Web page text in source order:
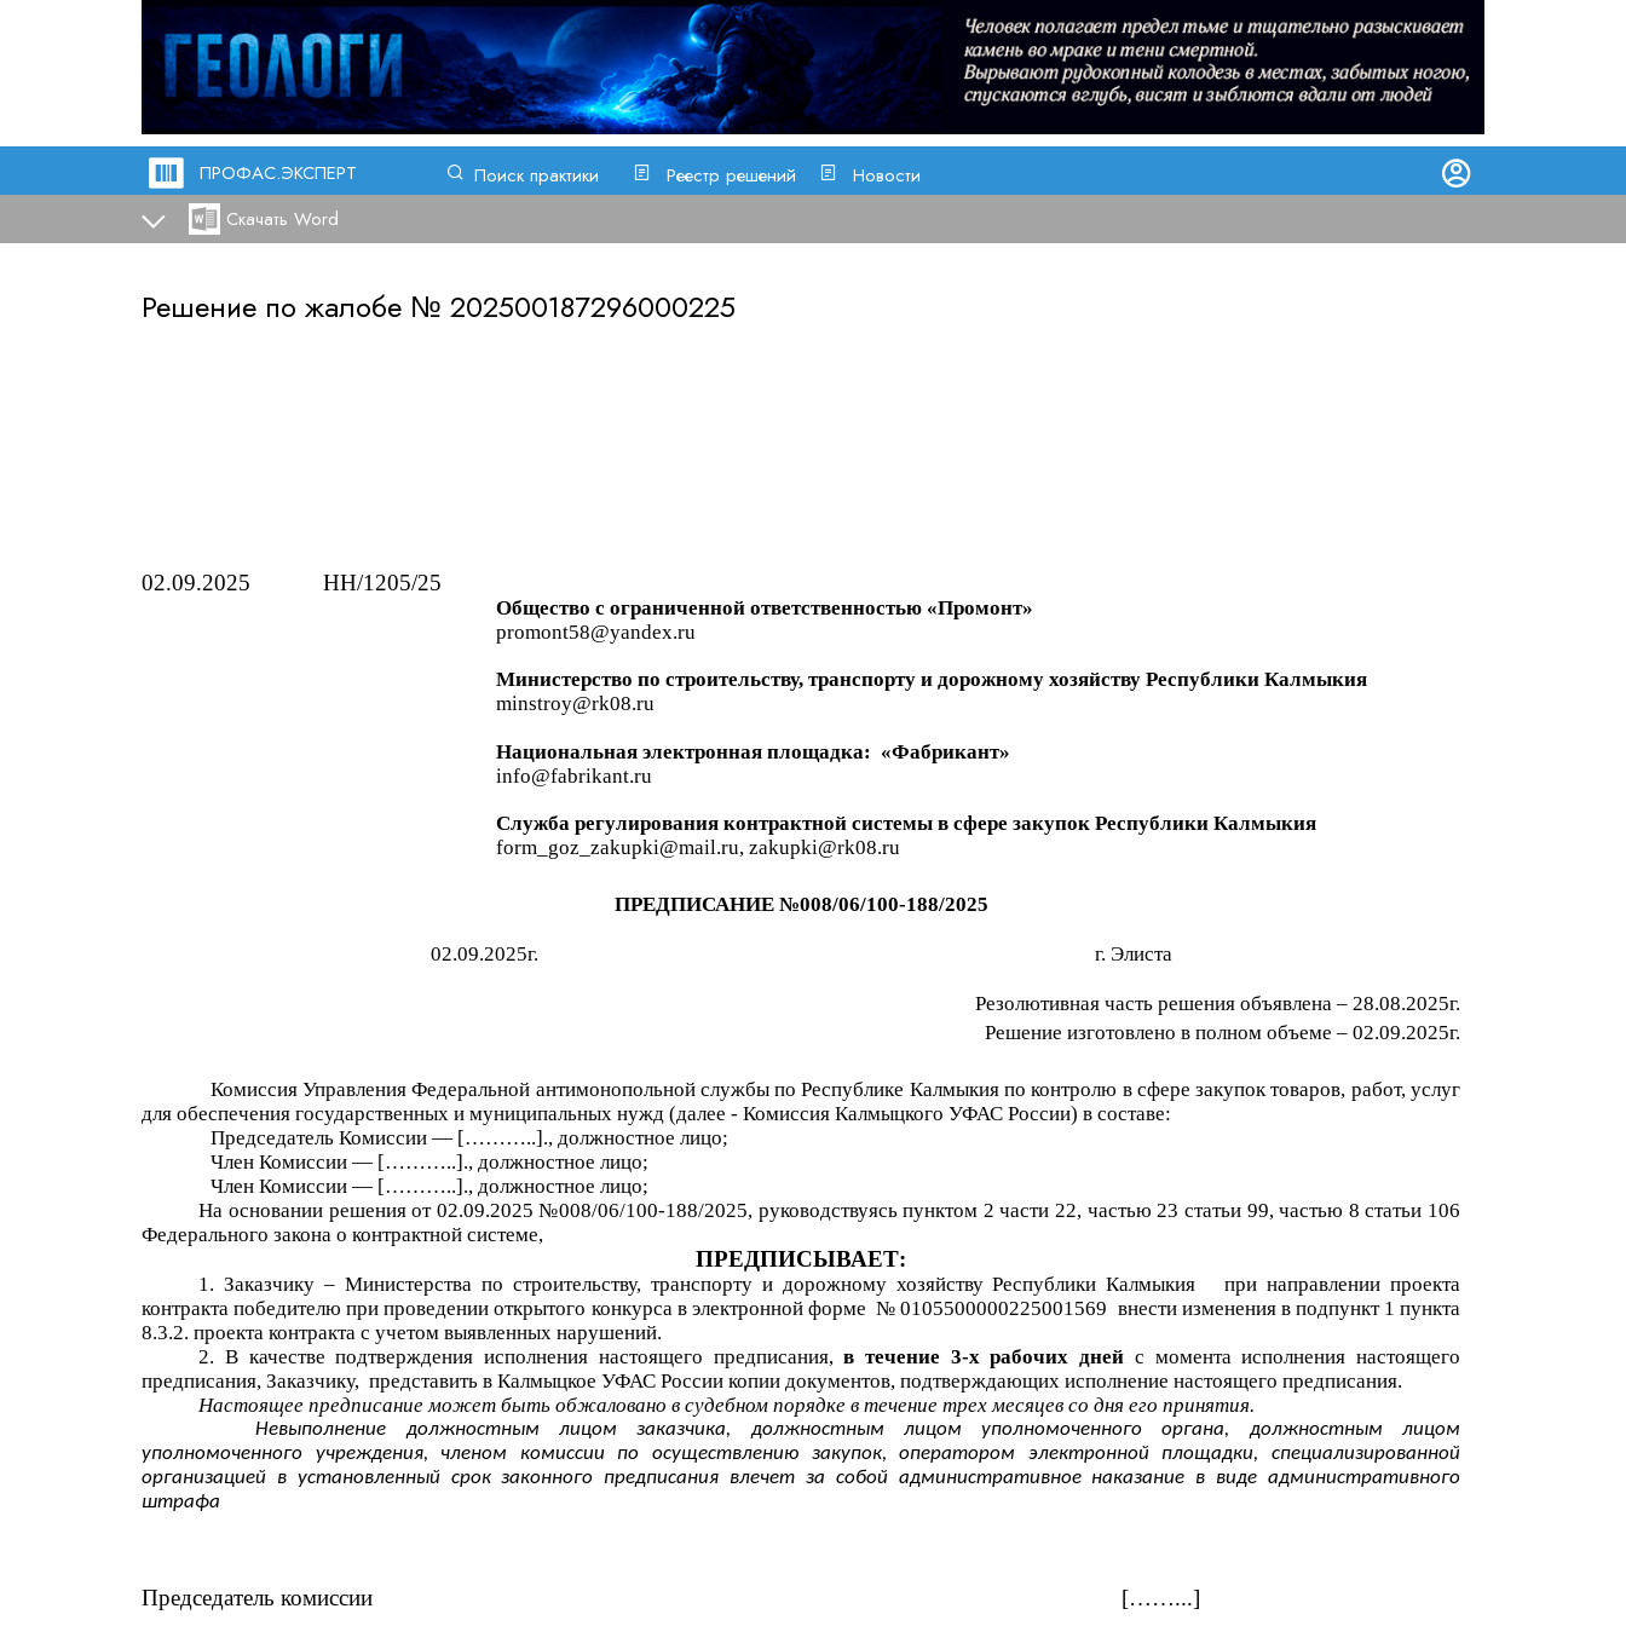
ПРОФАС.ЭКСПЕРТ Поиск практики Реестр решений
Новости
Скачать Word
Решение по жалобе № 202500187296000225
02.09.2025 HH/1205/25
Общество с ограниченной ответственностью «Промонт»
promont58@yandex.ru
Министерство по строительству, транспорту и дорожному хозяйству Республики Калмыкия
minstroy@rk08.ru
Национальная электронная площадка: «Фабрикант»
info@fabrikant.ru
Служба регулирования контрактной системы в сфере закупок Республики Калмыкия
form_goz_zakupki@mail.ru, zakupki@rk08.ru
ПРЕДПИСАНИЕ№008/06/100-188/2025
02.09.2025г. г. Элиста
Резолютивная часть решения объявлена – 28.08.2025г.
Решение изготовлено в полном объеме – 02.09.2025г.
Комиссия Управления Федеральной антимонопольной службы по Республике Калмыкия по контролю в сфере закупок товаров, работ, услуг
для обеспечения государственных и муниципальных нужд (далее - Комиссия Калмыцкого УФАС России) в составе:
Председатель Комиссии — [… ……..] ., должностное лицо;
Член Комиссии — [… ……..] ., должностное лицо;
Член Комиссии — [… ……..] ., должностное лицо;
На основании решения от 02.09.2025 №008/06/100-188/2025, руководствуясь пунктом 2 части 22, частью 23 статьи 99, частью 8 статьи 106
Федерального закона о контрактной системе,
ПРЕДПИСЫВАЕТ:
1. Заказчику –Министерства по строительству, транспорту и дорожному хозяйству Республики Калмыкия
при направлении проекта
контракта победителю при проведении открытого конкурса в электронной форме № 0105500000225001569 внести изменения в подпункт 1 пункта
8.3.2. проекта контракта с учетом выявленных нарушений.
2. В качестве подтверждения исполнения настоящего предписания,в течение 3-х рабочих дней с момента исполнения настоящего
предписания, Заказчику, представить в Калмыцкое УФАС России копии документов, подтверждающих исполнение настоящего предписания.
Настоящее предписание может быть обжаловано в судебном порядке в течение трех месяцев со дня его принятия.
Невыполнение должностным лицом заказчика, должностным лицом уполномоченного органа, должностным лицом
уполномоченного учреждения, членом комиссии по осуществлению закупок, оператором электронной площадки, специализированной
организацией в установленный срок законного предписания влечет за собой административное наказание в виде административного
штрафа
Председатель комиссии [……...]